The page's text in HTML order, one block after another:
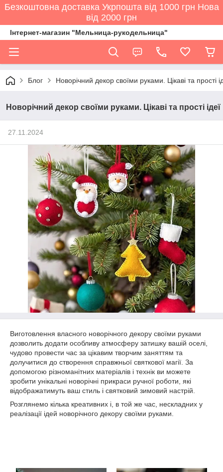
Безкоштовна доставка Укрпошта від 1000 грн Нова
від 2000 грн
Інтернет-магазин "Мельница-рукодельница"
Блог Новорічний декор своїми руками. Цікаві та прості
Новорічний декор своїми руками. Цікаві та прості ідеї
27.11.2024
Виготовлення власного новорічного декору своїми руками
дозволить додати особливу атмосферу затишку вашій оселі,
чудово провести час за цікавим творчим заняттям та
долучитися до створення справжньої святкової магії. За
допомогою різноманітних матеріалів і технік ви можете
зробити унікальні новорічні прикраси ручної роботи, які
відображатимуть ваш стиль і святковий зимовий настрій.
Розглянемо кілька креативних і, в той же час, нескладних у
реалізації ідей новорічного декору своїми руками.